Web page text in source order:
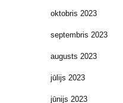
oktobris 2023
septembris 2023
augusts 2023
jūlijs 2023
jūnijs 2023